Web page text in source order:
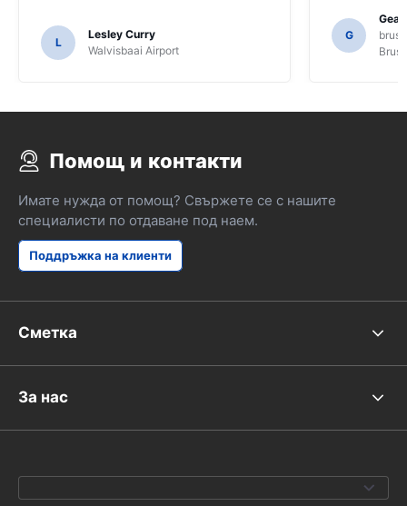
L
Lesley Curry
Walvisbaai Airport
Трябваше
местни
G
Помощ и контакти
Имате нужда от помощ? Свържете се с нашите
специалисти по отдаване под наем.
Поддръжка на клиенти
Сметка
За нас